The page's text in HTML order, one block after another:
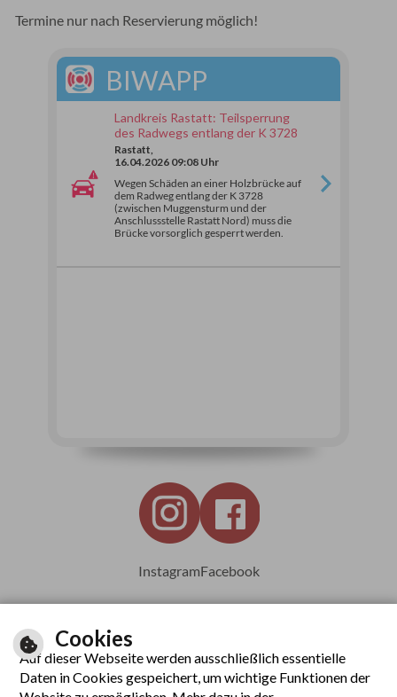
Termine nur nach Reservierung möglich!
BIWAPP
Landkreis Rastatt: Teilsperrung
des Radwegs entlang der K 3728
Rastatt,
16.04.2026 09:08 Uhr
Wegen Schäden an einer Holzbrücke auf
dem Radweg entlang der K 3728
(zwischen Muggensturm und der
Anschlussstelle Rastatt Nord) muss die
Brücke vorsorglich gesperrt werden.
InstagramFacebook
Leichte Sprache
Cookies
Auf dieser Webseite werden ausschließlich essentielle
Daten in Cookies gespeichert, um wichtige Funktionen der